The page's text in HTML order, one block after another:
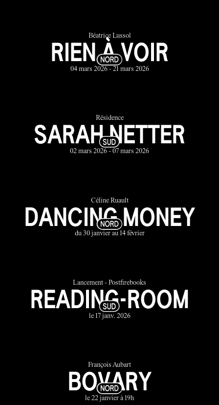
Béatrice Lussol
RIEN À VOIR
04 mars 2026 - 21 mars 2026
Résidence
SARAH NETTER
02 mars 2026 - 07 mars 2026
Céline Ruault
DANCING MONEY
du 30 janvier au 14 février
Lancement - Postfirebooks
READING-ROOM
le 17 janv. 2026
François Aubart
BOVARY
le 22 janvier à 19h